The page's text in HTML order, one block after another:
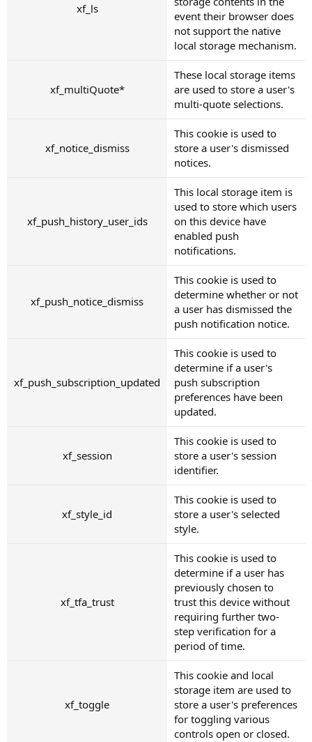
xf_ls
event their browser does
not support the native
local storage mechanism.
xf_multiQuote*
These local storage items
are used to store a user's
multi-quote selections.
xf_notice_dismiss
This cookie is used to
store a user's dismissed
notices.
xf_push_history_user_ids
This local storage item is
used to store which users
on this device have
enabled push
notifications.
xf_push_notice_dismiss
This cookie is used to
determine whether or not
a user has dismissed the
push notification notice.
xf_push_subscription_updated
This cookie is used to
determine if a user's
push subscription
preferences have been
updated.
xf_session
This cookie is used to
store a user's session
identifier.
xf_style_id
This cookie is used to
store a user's selected
style.
xf_tfa_trust
This cookie is used to
determine if a user has
previously chosen to
trust this device without
requiring further two-
step verification for a
period of time.
xf_toggle
This cookie and local
storage item are used to
store a user's preferences
for toggling various
controls open or closed.